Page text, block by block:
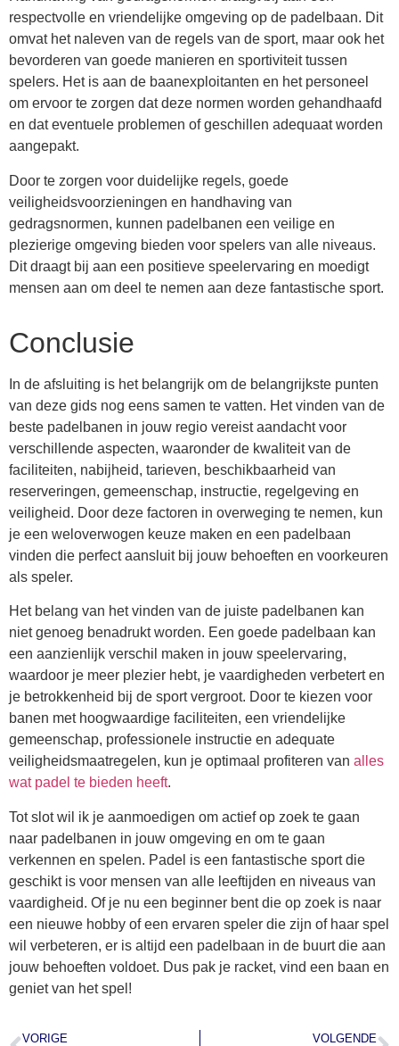
respectvolle en vriendelijke omgeving op de padelbaan. Dit
omvat het naleven van de regels van de sport, maar ook het
bevorderen van goede manieren en sportiviteit tussen
spelers. Het is aan de baanexploitanten en het personeel
om ervoor te zorgen dat deze normen worden gehandhaafd
en dat eventuele problemen of geschillen adequaat worden
aangepakt.
Door te zorgen voor duidelijke regels, goede
veiligheidsvoorzieningen en handhaving van
gedragsnormen, kunnen padelbanen een veilige en
plezierige omgeving bieden voor spelers van alle niveaus.
Dit draagt bij aan een positieve speelervaring en moedigt
mensen aan om deel te nemen aan deze fantastische sport.
Conclusie
In de afsluiting is het belangrijk om de belangrijkste punten
van deze gids nog eens samen te vatten. Het vinden van de
beste padelbanen in jouw regio vereist aandacht voor
verschillende aspecten, waaronder de kwaliteit van de
faciliteiten, nabijheid, tarieven, beschikbaarheid van
reserveringen, gemeenschap, instructie, regelgeving en
veiligheid. Door deze factoren in overweging te nemen, kun
je een weloverwogen keuze maken en een padelbaan
vinden die perfect aansluit bij jouw behoeften en voorkeuren
als speler.
Het belang van het vinden van de juiste padelbanen kan
niet genoeg benadrukt worden. Een goede padelbaan kan
een aanzienlijk verschil maken in jouw speelervaring,
waardoor je meer plezier hebt, je vaardigheden verbetert en
je betrokkenheid bij de sport vergroot. Door te kiezen voor
banen met hoogwaardige faciliteiten, een vriendelijke
gemeenschap, professionele instructie en adequate
veiligheidsmaatregelen, kun je optimaal profiteren van alles
wat padel te bieden heeft.
Tot slot wil ik je aanmoedigen om actief op zoek te gaan
naar padelbanen in jouw omgeving en om te gaan
verkennen en spelen. Padel is een fantastische sport die
geschikt is voor mensen van alle leeftijden en niveaus van
vaardigheid. Of je nu een beginner bent die op zoek is naar
een nieuwe hobby of een ervaren speler die zijn of haar spel
wil verbeteren, er is altijd een padelbaan in de buurt die aan
jouw behoeften voldoet. Dus pak je racket, vind een baan en
geniet van het spel!
VORIGE VOLGENDE